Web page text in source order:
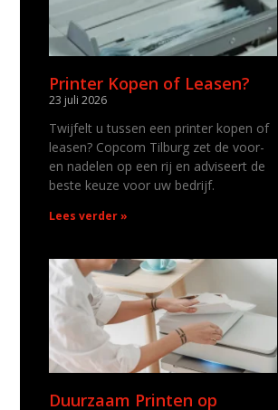
Printer Kopen of Leasen?
23 juli 2026
Twijfelt u tussen een printer kopen of
leasen? Copcom Tilburg zet de voor-
en nadelen op een rij en adviseert de
beste keuze voor uw bedrijf.
Lees verder »
Duurzaam Printen op